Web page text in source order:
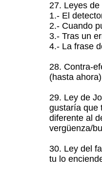
27. Leyes de
1.- El
2.- Cuando
3.- Tras un
4.- La frase
28. Contra-
(hasta
29. Ley de
gustaría que
diferente al
vergüenza/
30. Ley del
tu lo